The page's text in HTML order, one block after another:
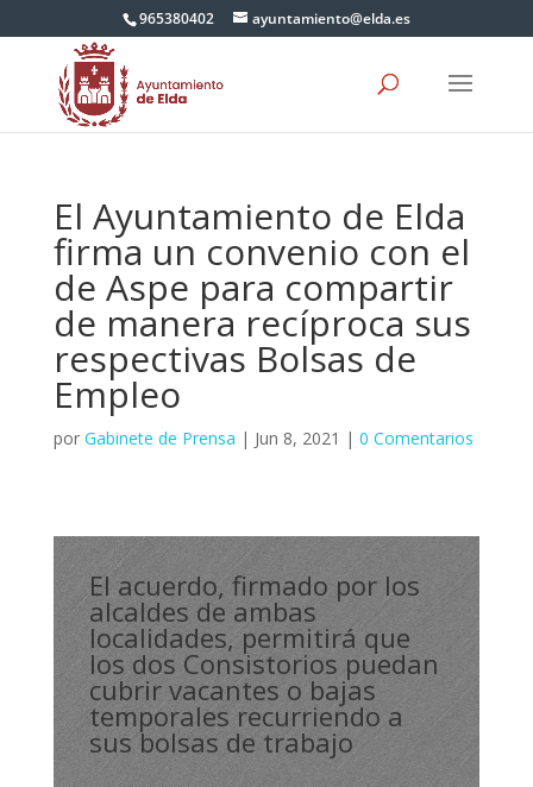
965380402 ayuntamiento@elda.es
El Ayuntamiento de Elda
firma un convenio con el
de Aspe para compartir
de manera recíproca sus
respectivas Bolsas de
Empleo
por Gabinete de Prensa | Jun 8, 2021 | 0 Comentarios
El acuerdo, firmado por los
alcaldes de ambas
localidades, permitirá que
los dos Consistorios puedan
cubrir vacantes o bajas
temporales recurriendo a
sus bolsas de trabajo